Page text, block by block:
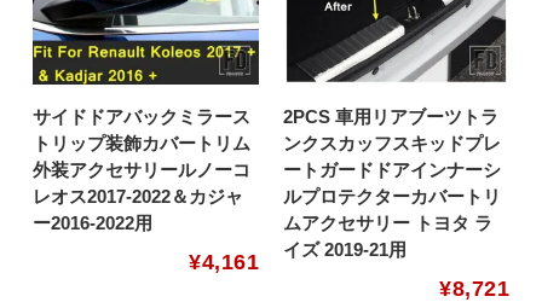
サイドドアバックミラース
トリップ装飾カバートリム
外装アクセサリールノーコ
レオス2017-2022＆カジャ
ー2016-2022用
¥4,161
2PCS 車用リアブーツトラ
ンクスカッフスキッドプレ
ートガードドアインナーシ
ルプロテクターカバートリ
ムアクセサリー トヨタ ラ
イズ 2019-21用
¥8,721